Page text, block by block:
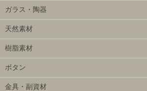
ガラス・陶器
天然素材
樹脂素材
ボタン
金具・副資材